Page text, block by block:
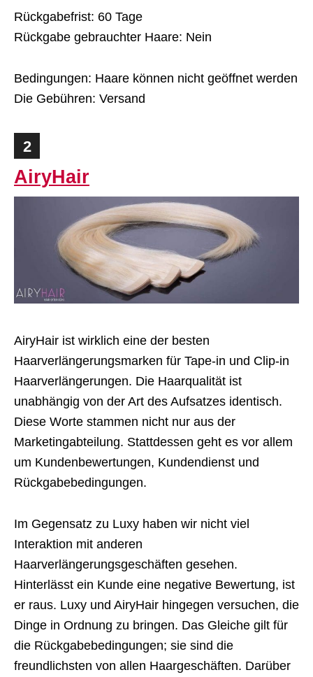
Rückgabefrist: 60 Tage
Rückgabe gebrauchter Haare: Nein
Bedingungen: Haare können nicht geöffnet werden
Die Gebühren: Versand
2
AiryHair
AiryHair ist wirklich eine der besten
Haarverlängerungsmarken für Tape-in und Clip-in
Haarverlängerungen. Die Haarqualität ist
unabhängig von der Art des Aufsatzes identisch.
Diese Worte stammen nicht nur aus der
Marketingabteilung. Stattdessen geht es vor allem
um Kundenbewertungen, Kundendienst und
Rückgabebedingungen.
Im Gegensatz zu Luxy haben wir nicht viel
Interaktion mit anderen
Haarverlängerungsgeschäften gesehen.
Hinterlässt ein Kunde eine negative Bewertung, ist
er raus. Luxy und AiryHair hingegen versuchen, die
Dinge in Ordnung zu bringen. Das Gleiche gilt für
die Rückgabebedingungen; sie sind die
freundlichsten von allen Haargeschäften. Darüber